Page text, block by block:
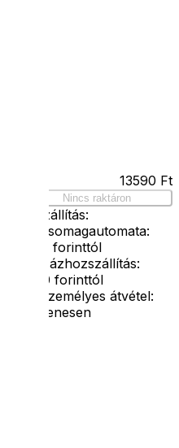
13590 Ft
Nincs raktáron
Szállítás:
- Csomagautomata:
1190 forinttól
- Házhozszállítás:
2190 forinttól
- Személyes átvétel:
ingyenesen